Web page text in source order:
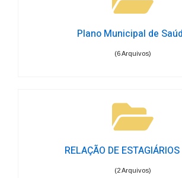
Plano Municipal de
(6 Arquivos)
RELAÇÃO DE
(2 Arquivos)